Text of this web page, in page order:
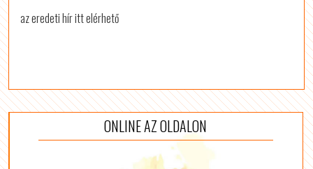
az eredeti hír itt elérhető
ONLINE AZ OLDALON